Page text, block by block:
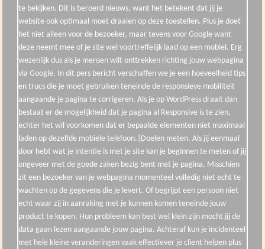
te bekijken. Dit is beroerd nieuws, want het betekent dat jij je
website ook optimaal moet draaien op deze toestellen. Plus je doet
het niet alleen voor de bezoeker, maar tevens voor Google want
deze neemt mee of je site wel voortreffelijk laad op een mobiel. Erg
wezenlijk dus als je mensen wilt onttrekken richting jouw webpagina
via Google. In dit pers bericht verschaffen we je een hoeveelheid tips
en trucs die je moet gebruiken teneinde de responsieve mobiliteit
aangaande je pagina te corrigeren. Als je op WordPress draait dan
bestaat er de mogelijkheid dat je pagina al Responsive is te zien,
echter het wil voorkomen dat er bepaalde elementen niet maximaal
laden op dezelfde mobiele telefoon.|Doelen meten. Als jij eenmaal
door hebt wat je intentie is met je site kan je beginnen te meten of jij
ongeveer met de goede zaken bezig bent met je pagina. Misschien
zit een bezoeker van je webpagina momenteel volledig niet echt te
wachten op de gegevens die je levert. Of begrijpt een persoon niet
echt waar zij in aanraking met je kunnen komen teneinde jouw
product te kopen. Hun probleem kan best wel klein zijn mocht jij de
data gaan lezen aangaande jouw pagina. Achteraf kun je incidenteel
met hele kleine veranderingen vaak effectiever je client helpen plus